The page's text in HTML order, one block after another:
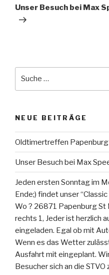
Beitrag
Unser Besuch bei Max
NEUE BEITRÄGE
Oldtimertreffen
Unser Besuch bei Max
Jeden ersten Sonntag im
Ende;) findet unser
Wo ? 26871 Papenburg St
rechts 1, Jeder ist herzlich
eingeladen. Egal ob mit
Wenn es das Wetter
Ausfahrt mit eingeplant.
Besucher sich an die STVO